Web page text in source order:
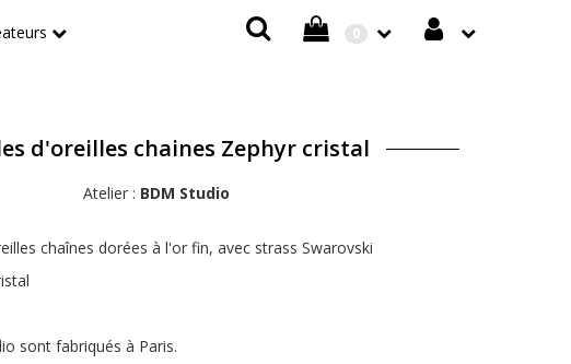
0
d'oreilles chaines Zephyr cristal
Atelier : BDM Studio
chaînes dorées à l'or fin, avec strass Swarovski
sont fabriqués à Paris.